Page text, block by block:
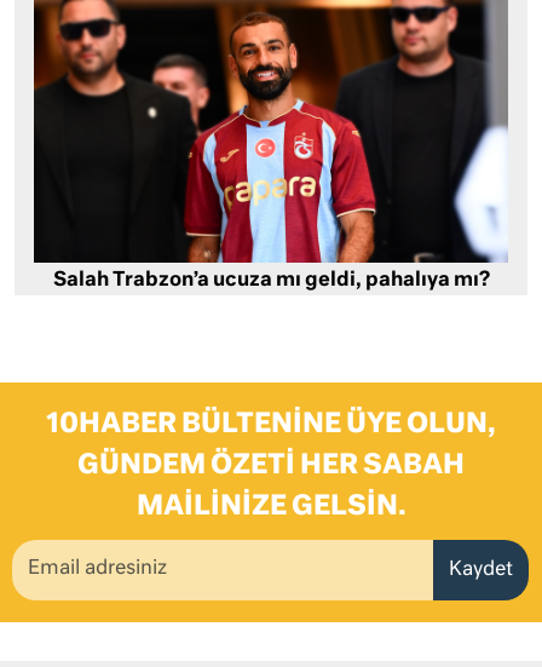
Salah Trabzon’a ucuza mı geldi, pahalıya mı?
10HABER BÜLTENINE ÜYE OLUN,
GÜNDEM ÖZETI HER SABAH
MAILINIZE GELSIN.
Kaydet